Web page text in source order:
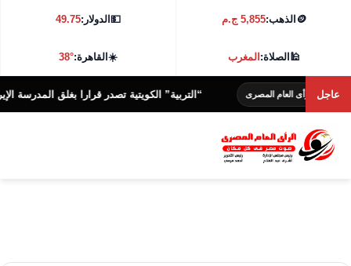
🪙 الذهب:5,855 ج.م 💵الدولار:49.75
🕌الصلاة:المغرب ☀️القاهرة:38°
عاجل
العام المصرى “التربية” الكويتية تصدر قرارا بغلق المدرسة الإيرانية